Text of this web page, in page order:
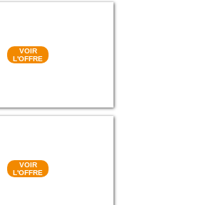
VOIR
L'OFFRE
VOIR
L'OFFRE